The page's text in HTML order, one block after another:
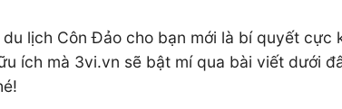
du lịch Côn Đảo cho bạn mới là bí quyết
ích mà 3vi.vn sẽ bật mí qua bài viết dưới